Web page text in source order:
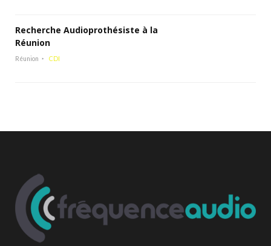
Recherche Audioprothésiste à la
Réunion
Réunion CDI